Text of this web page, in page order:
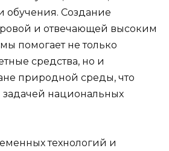
обучения. Создание
и отвечающей высоким
помогает не только
средства, но и
природной среды, что
задачей национальных
технологий и